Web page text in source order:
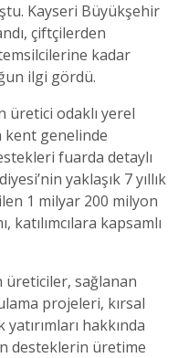
Kayseri Büyükşehir
çiftçilerden
kadar
ilgi gördü.
üretici odaklı yerel
kent genelinde
fuarda detaylı
yaklaşık 7 yıllık
1 milyar 200 milyon
katılımcılara kapsamlı
üreticiler, sağlanan
projeleri, kırsal
hakkında
desteklerin üretime